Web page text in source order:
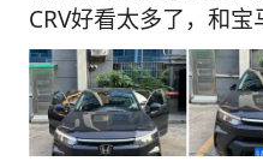
错不错。 【油耗表现】 油耗表现挺不错的，目
前综合油耗在7.5升百
大概8 - 9升，跑高速
耗我也满意，长期使
【最不满意】 隔音效
CRV好看太多了，和
间足够宽敞，1米7以
太局促，空间魔术师
日系车一贯皮实耐用省
满意：车头灯是真的